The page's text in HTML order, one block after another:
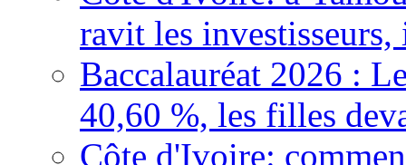
ravit les
Baccalauréat 2026 :
40,60 %, les filles
Côte d'Ivoire: